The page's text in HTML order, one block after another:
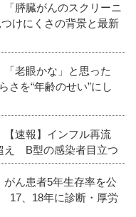
「膵臓がんのスクリーニ
けにくさの背景と最新
「老眼かな」と思った
さを“年齢のせい”にし
【速報】インフル再流
え B型の感染者目立つ
がん患者5年生存率を公
、18年に診断・厚労